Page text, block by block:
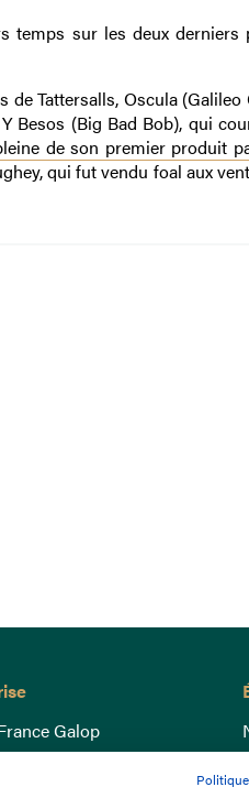
temps sur les deux derniers
Tattersalls, Oscula
Besos (Big Bad Bob), qui
de son premier produit
qui fut vendu foal aux
Galop